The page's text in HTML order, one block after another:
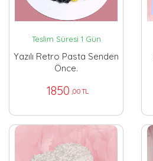
Teslim Süresi 1 Gün
Yazılı Retro Pasta Senden
Önce.
1850 ,00 TL